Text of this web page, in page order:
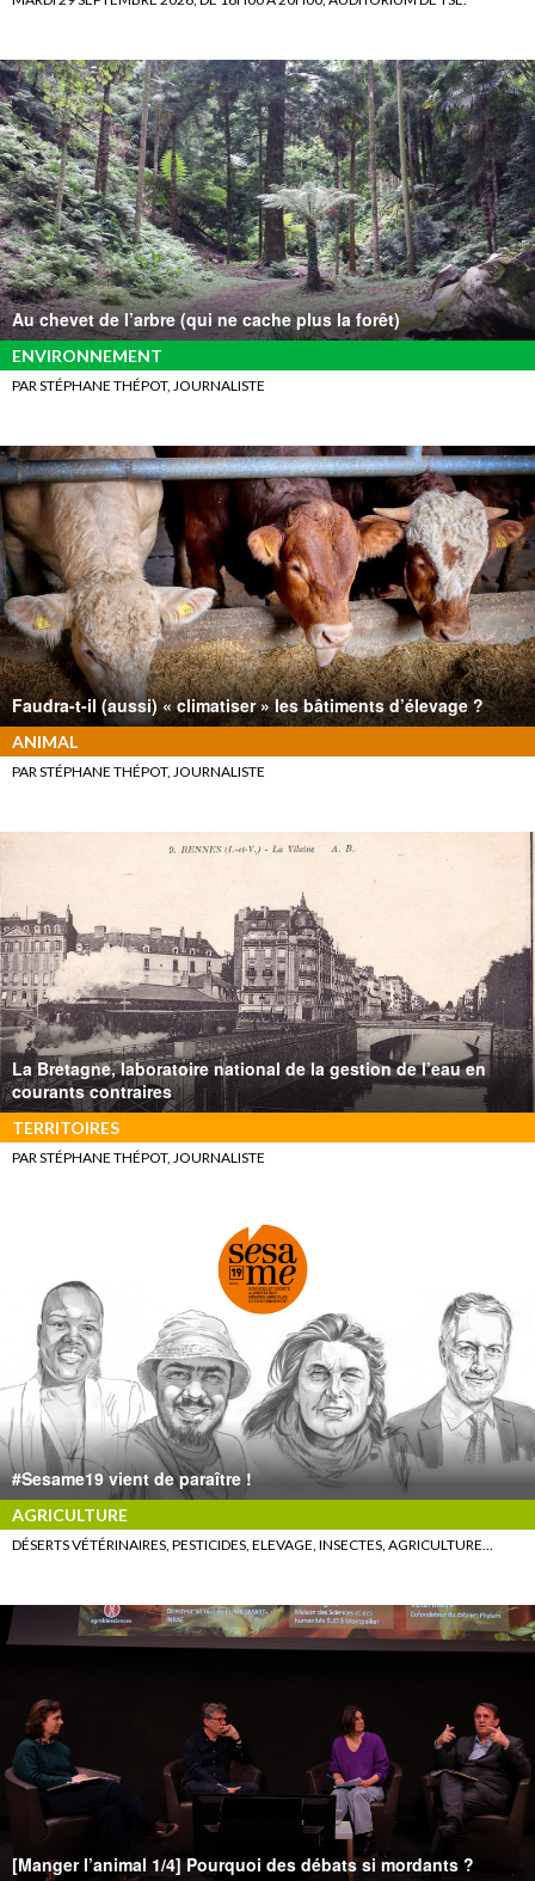
Au chevet de l’arbre (qui ne cache plus la forêt)
ENVIRONNEMENT
PAR STÉPHANE THÉPOT, JOURNALISTE
Faudra-t-il (aussi) « climatiser » les bâtiments d’élevage ?
ANIMAL
PAR STÉPHANE THÉPOT, JOURNALISTE
La Bretagne, laboratoire national de la gestion de l’eau en
courants contraires
TERRITOIRES
PAR STÉPHANE THÉPOT, JOURNALISTE
#Sesame19 vient de paraître !
AGRICULTURE
DÉSERTS VÉTÉRINAIRES, PESTICIDES, ELEVAGE, INSECTES, AGRICULTURE…
[Manger l’animal 1/4] Pourquoi des débats si mordants ?